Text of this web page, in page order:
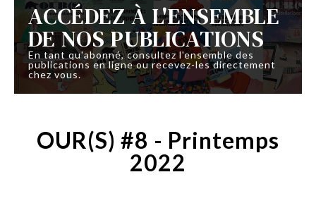
ACCÉDEZ À L'ENSEMBLE
DE NOS PUBLICATIONS
En tant qu'abonné, consultez l'ensemble des
publications en ligne ou recevez-les directement
chez vous.
OUR(S) #8 - Printemps
2022